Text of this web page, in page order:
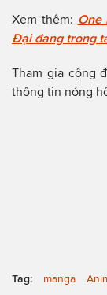
Xem thêm: One
Đại đang trong
Tham gia cộng
thông tin nóng
Tag: manga